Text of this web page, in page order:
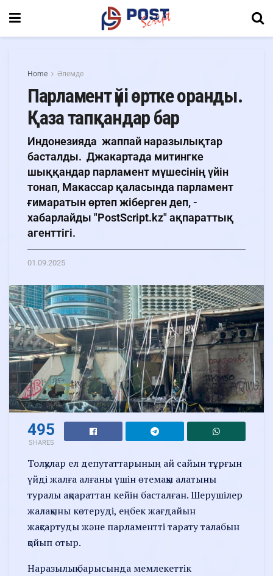
Home Әлемде
Парламент үйі өртке оранды.
Қаза тапқандар бар
Индонезияда жаппай наразылықтар
басталды. Джакартада митингке
шыққандар парламент мүшесінің үйін
тонап, Макассар қаласында парламент
ғимаратын өртеп жіберген деп, -
хабарлайды "PostScript.kz" ақпараттық
агенттігі.
01.09.2025
495
SHARES
Толқулар ел депутаттарының ай сайын тұрғын
үйді жалға алғаны үшін өтемақы алатыны
туралы ақпараттан кейін басталған. Шерушілер
жалақыны көтеруді, еңбек жағдайын
жақсартуды және парламентті тарату талабын
қойып отыр.
Наразылық барысында мемлекеттік